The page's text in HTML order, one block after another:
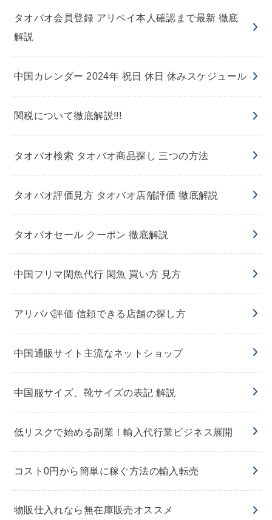
タオバオ会員登録 アリペイ本人確認まで最新 徹底
解説
中国カレンダー 2024年 祝日 休日 休みスケジュール
関税について徹底解説!!!
タオバオ検索 タオバオ商品探し 三つの方法
タオバオ評価見方 タオバオ店舗評価 徹底解説
タオバオセール クーポン 徹底解説
中国フリマ閑魚代行 閑魚 買い方 見方
アリババ評価 信頼できる店舗の探し方
中国通販サイト主流なネットショップ
中国服サイズ、靴サイズの表記 解説
低リスクで始める副業！輸入代行業ビジネス展開
コスト0円から簡単に稼ぐ方法の輸入転売
物販仕入れなら無在庫販売オススメ